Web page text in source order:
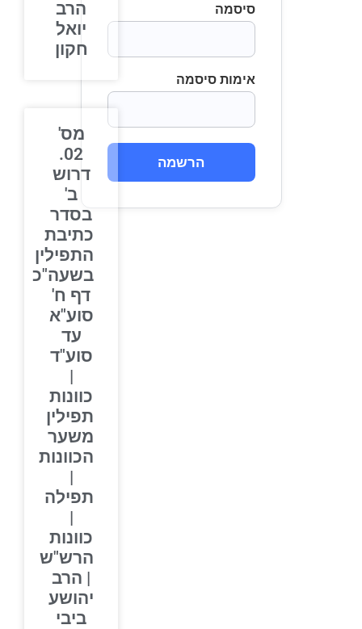
סיסמה
אימות סיסמה
הרשמה
הרב
יואל
חקון
מס'
02.
דרוש
בסדר
כתיבת
התפילין
בשעה"כ
דף ח'
סוע"א
עד
סוע"ד
כוונות
תפילין
משער
הכוונות
תפילה
כוונות
הרש"ש
| הרב
יהושע
ביבי